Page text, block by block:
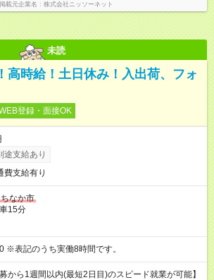
掲載元企業名 株式会社ニッソーネット
未読
高時給！土日休み！入出荷、フォ
登録・面接OK
途支給あり
費支給有り
なか市
15分
8:00～17:00 ※表記のうち実働8時間です。
から1週間以内(最短2日目)のスピード就業が可能】